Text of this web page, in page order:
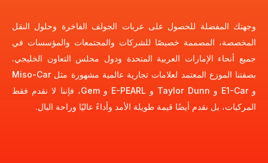
وجهتك المفضلة للحصول على عربات الجولف الفاخرة وحلول النقل
المخصصة، المصممة خصيصًا للشركات والمجتمعات والمؤسسات في
جميع أنحاء الإمارات العربية المتحدة ودول مجلس التعاون الخليجي.
بصفتنا الموزع المعتمد لعلامات تجارية عالمية مشهورة مثل Miso-Car
و E1-Car و Taylor Dunn و E-PEARL و Gem، فإننا لا نقدم فقط
المركبات، بل نقدم أيضًا قيمة طويلة الأمد وأداءً عاليًا وراحة البال.